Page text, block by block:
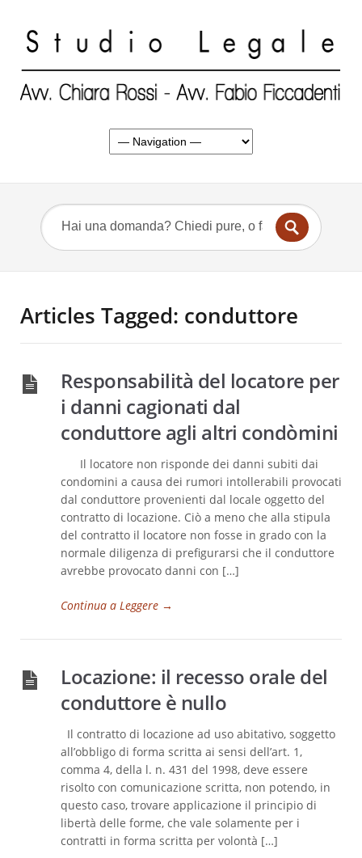
Articles Tagged: conduttore
Responsabilità del locatore per
i danni cagionati dal
conduttore agli altri condòmini
Il locatore non risponde dei danni subiti dai
condomini a causa dei rumori intollerabili provocati
dal conduttore provenienti dal locale oggetto del
contratto di locazione. Ciò a meno che alla stipula
del contratto il locatore non fosse in grado con la
normale diligenza di prefigurarsi che il conduttore
avrebbe provocato danni con […]
Continua a Leggere →
Locazione: il recesso orale del
conduttore è nullo
Il contratto di locazione ad uso abitativo, soggetto
all’obbligo di forma scritta ai sensi dell’art. 1,
comma 4, della l. n. 431 del 1998, deve essere
risolto con comunicazione scritta, non potendo, in
questo caso, trovare applicazione il principio di
libertà delle forme, che vale solamente per i
contratti in forma scritta per volontà […]